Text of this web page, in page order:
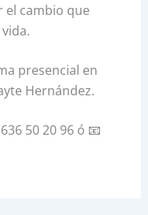
el cambio que
presencial en
Hernández.
50 20 96 ó 📧